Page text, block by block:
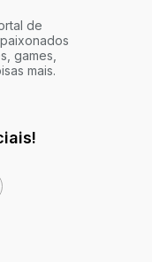
de
games,
mais.